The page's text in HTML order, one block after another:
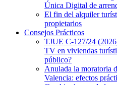
Única Digital de
El fin del alquiler
propietarios
Consejos Prácticos
TJUE C-127/24
TV en viviendas
público?
Anulada la moratoria
Valencia: efectos